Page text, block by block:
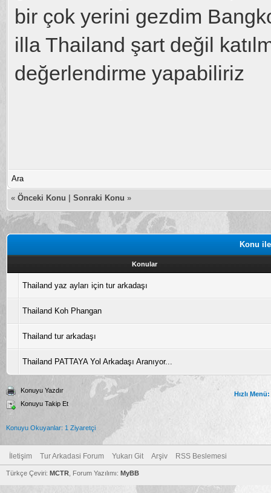
bir çok yerini gezdim
illa Thailand şart değil
değerlendirme yapabiliriz
Ara
« Önceki Konu Sonraki Konu »
Konu
Konular
Thailand yaz ayları için tur arkadaşı
Thailand Koh Phangan
Thailand tur arkadaşı
Thailand PATTAYA Yol Arkadaşı Aranıyor...
Konuyu Yazdır
Konuyu Takip Et
Hızlı Menü:
Konuyu Okuyanlar: 1 Ziyaretçi
İletişim Tur Arkadasi Forum Yukarı Git Arşiv RSS Beslemesi
Türkçe Çeviri: MCTR , Forum Yazılımı: MyBB